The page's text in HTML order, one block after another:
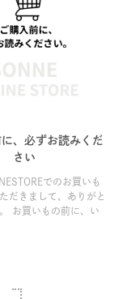
、必ずお読みくだ
さい
でのお買いも
だきまして、ありがと
お買いもの前に、い